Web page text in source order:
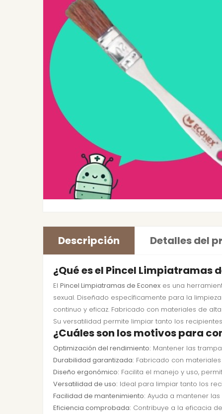
Descripción Detalles del
¿Qué es el Pincel Limpiatramas
El Pincel Limpiatramas de Econex es una
sexual. Diseñado específicamente para la
continuo y eficaz. Fabricado con materiales de
Su versatilidad permite limpiar tanto los
¿Cuáles son los motivos para
Optimización del rendimiento: Mantener las
Durabilidad garantizada: Fabricado con
Diseño ergonómico: Facilita el manejo y uso,
Versatilidad de uso: Ideal para limpiar tanto los
Facilidad de mantenimiento: Ayuda a mantener
Eficiencia comprobada: Contribuye a la eficacia